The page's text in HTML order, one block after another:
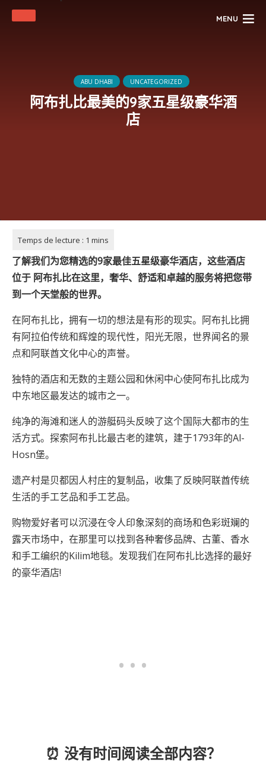
MENU
ABU DHABI UNCATEGORIZED
阿布扎比最美的9家五星级豪华酒
店
了解我们为您精选的9家最佳五星级豪华酒店，这些酒店
位于 阿布扎比在这里，奢华、舒适和卓越的服务将把您带
到一个天堂般的世界。
在阿布扎比，拥有一切的想法是有形的现实。阿布扎比拥
有阿拉伯传统和辉煌的现代性，阳光无限，世界闻名的景
点和阿联酋文化中心的声誉。
独特的酒店和无数的主题公园和休闲中心使阿布扎比成为
中东地区最发达的城市之一。
纯净的海滩和迷人的游艇码头反映了这个国际大都市的生
活方式。探索阿布扎比最古老的建筑，建于1793年的Al-
Hosn堡。
遗产村是贝都因人村庄的复制品，收集了反映阿联酋传统
生活的手工艺品和手工艺品。
购物爱好者可以沉浸在令人印象深刻的商场和色彩斑斓的
露天市场中，在那里可以找到各种奢侈品牌、古董、香水
和手工编织的Kilim地毯。发现我们在阿布扎比选择的最好
的豪华酒店!
⏰ 没有时间阅读全部内容？